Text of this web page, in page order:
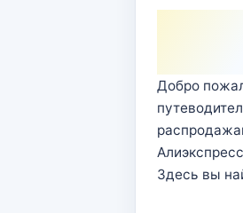
Добро
Здесь вы